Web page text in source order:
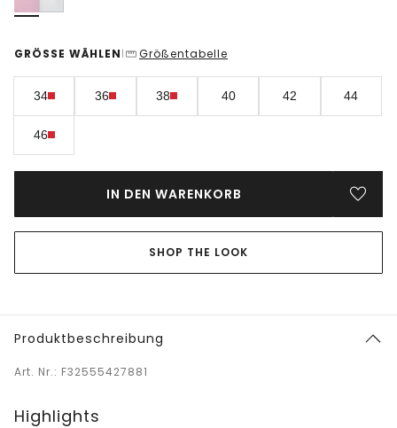
GRÖSSE WÄHLEN | Größentabelle
34 36 38 40 42 44
46
IN DEN WARENKORB
SHOP THE LOOK
Produktbeschreibung
Art. Nr.: F32555427881
Highlights